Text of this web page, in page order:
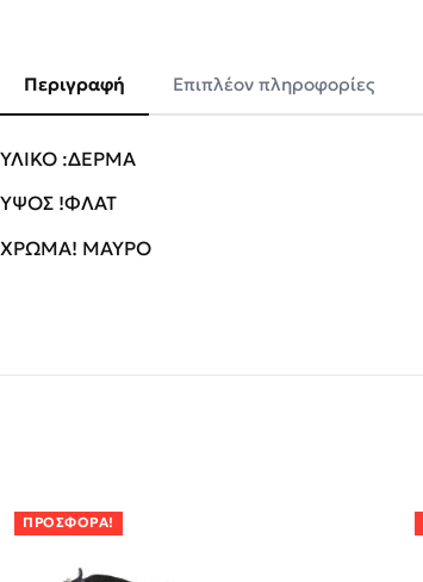
Περιγραφή Επιπλέον πληροφορίες
ΥΛΙΚΟ :ΔΕΡΜΑ
ΥΨΟΣ !ΦΛΑΤ
ΧΡΩΜΑ! ΜΑΥΡΟ
ΠΡΟΣΦΟΡΆ!